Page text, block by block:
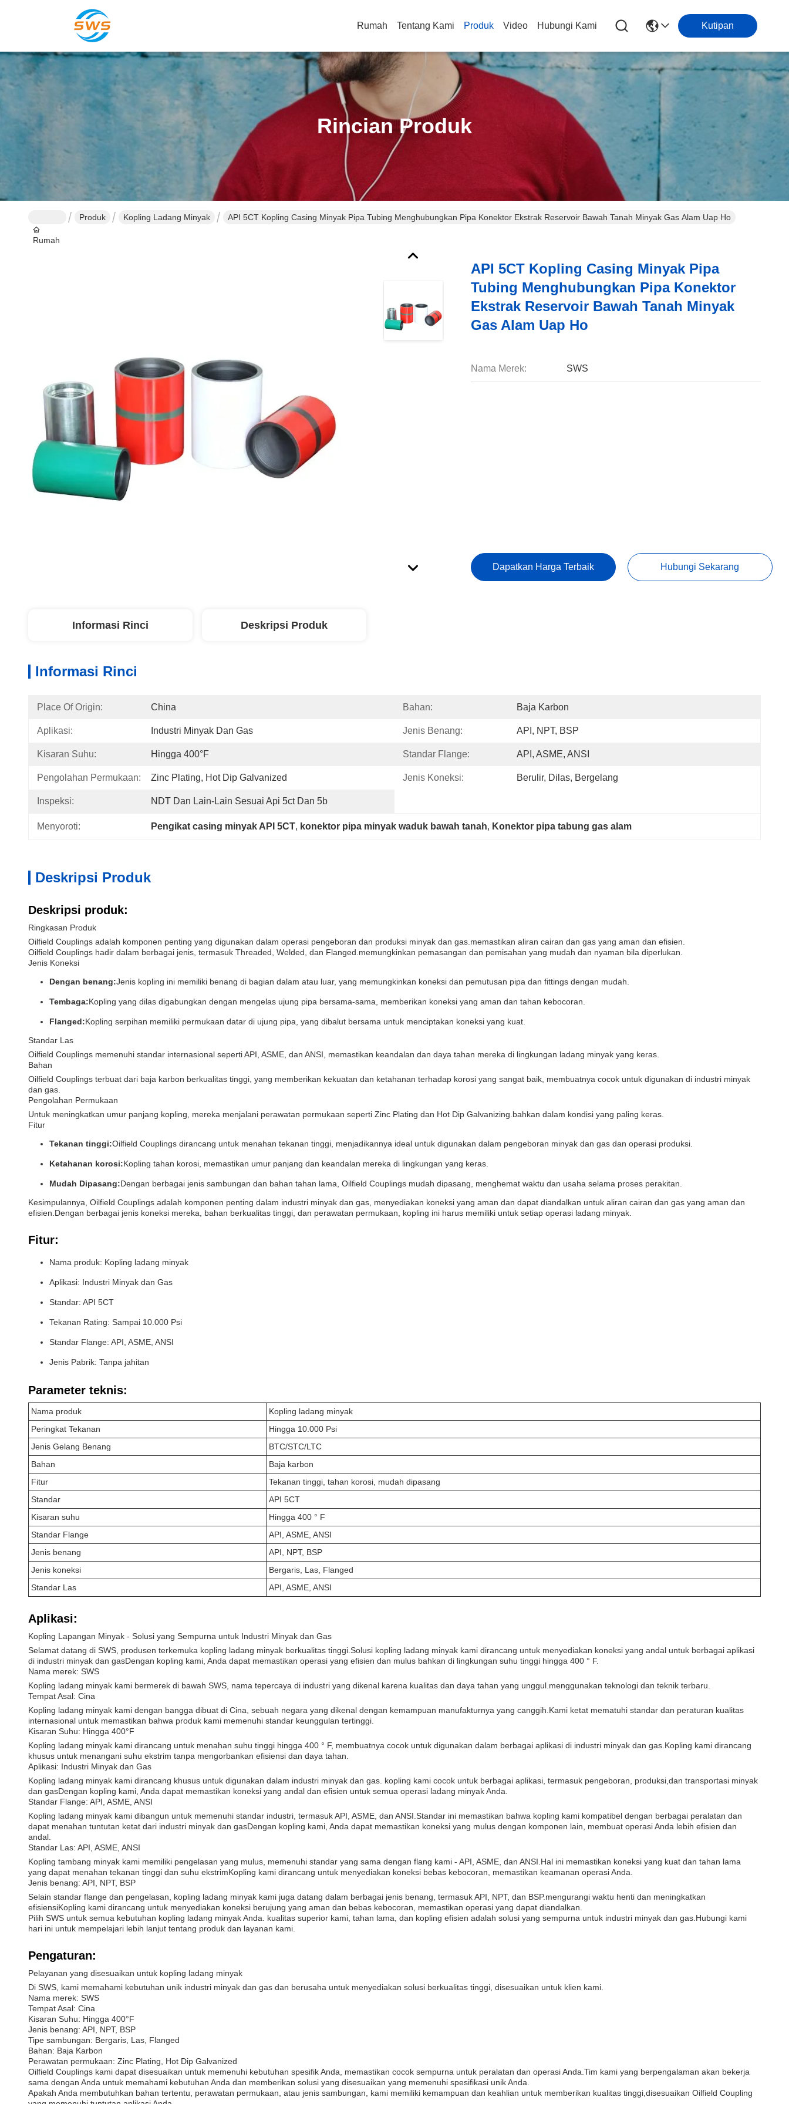
Rumah Tentang Kami Produk Video Hubungi Kami Kutipan
Rincian Produk
Rumah
Produk Kopling Ladang Minyak API 5CT Kopling Casing Minyak Pipa Tubing Menghubungkan Pipa Konektor Ekstrak Reservoir Bawah Tanah Minyak Gas Alam Uap Ho
API 5CT Kopling Casing Minyak Pipa
Tubing Menghubungkan Pipa Konektor
Ekstrak Reservoir Bawah Tanah Minyak
Gas Alam Uap Ho
Nama Merek: SWS
Dapatkan Harga Terbaik Hubungi Sekarang
Informasi Rinci Deskripsi Produk
Informasi Rinci
Place Of Origin: China Bahan: Baja Karbon
Aplikasi: Industri Minyak Dan Gas Jenis Benang: API, NPT, BSP
Kisaran Suhu: Hingga 400°F Standar Flange: API, ASME, ANSI
Pengolahan Permukaan: Zinc Plating, Hot Dip Galvanized Jenis Koneksi: Berulir, Dilas, Bergelang
Inspeksi: NDT Dan Lain-Lain Sesuai Api 5ct Dan 5b
Menyoroti: Pengikat casing minyak API 5CT, konektor pipa minyak waduk bawah tanah, Konektor pipa tabung gas alam
Deskripsi Produk
Deskripsi produk:
Ringkasan Produk
Oilfield Couplings adalah komponen penting yang digunakan dalam operasi pengeboran dan produksi minyak dan gas.memastikan aliran cairan dan gas yang aman dan efisien.
Oilfield Couplings hadir dalam berbagai jenis, termasuk Threaded, Welded, dan Flanged.memungkinkan pemasangan dan pemisahan yang mudah dan nyaman bila diperlukan.
Jenis Koneksi
Dengan benang:Jenis kopling ini memiliki benang di bagian dalam atau luar, yang memungkinkan koneksi dan pemutusan pipa dan fittings dengan mudah.
Tembaga:Kopling yang dilas digabungkan dengan mengelas ujung pipa bersama-sama, memberikan koneksi yang aman dan tahan kebocoran.
Flanged:Kopling serpihan memiliki permukaan datar di ujung pipa, yang dibalut bersama untuk menciptakan koneksi yang kuat.
Standar Las
Oilfield Couplings memenuhi standar internasional seperti API, ASME, dan ANSI, memastikan keandalan dan daya tahan mereka di lingkungan ladang minyak yang keras.
Bahan
Oilfield Couplings terbuat dari baja karbon berkualitas tinggi, yang memberikan kekuatan dan ketahanan terhadap korosi yang sangat baik, membuatnya cocok untuk digunakan di industri minyak
dan gas.
Pengolahan Permukaan
Untuk meningkatkan umur panjang kopling, mereka menjalani perawatan permukaan seperti Zinc Plating dan Hot Dip Galvanizing.bahkan dalam kondisi yang paling keras.
Fitur
Tekanan tinggi:Oilfield Couplings dirancang untuk menahan tekanan tinggi, menjadikannya ideal untuk digunakan dalam pengeboran minyak dan gas dan operasi produksi.
Ketahanan korosi:Kopling tahan korosi, memastikan umur panjang dan keandalan mereka di lingkungan yang keras.
Mudah Dipasang:Dengan berbagai jenis sambungan dan bahan tahan lama, Oilfield Couplings mudah dipasang, menghemat waktu dan usaha selama proses perakitan.
Kesimpulannya, Oilfield Couplings adalah komponen penting dalam industri minyak dan gas, menyediakan koneksi yang aman dan dapat diandalkan untuk aliran cairan dan gas yang aman dan
efisien.Dengan berbagai jenis koneksi mereka, bahan berkualitas tinggi, dan perawatan permukaan, kopling ini harus memiliki untuk setiap operasi ladang minyak.
Fitur:
Nama produk: Kopling ladang minyak
Aplikasi: Industri Minyak dan Gas
Standar: API 5CT
Tekanan Rating: Sampai 10.000 Psi
Standar Flange: API, ASME, ANSI
Jenis Pabrik: Tanpa jahitan
Parameter teknis:
Nama produk
Kopling ladang minyak
Peringkat Tekanan
Hingga 10.000 Psi
Jenis Gelang Benang
BTC/STC/LTC
Bahan
Baja karbon
Fitur
Tekanan tinggi, tahan korosi, mudah dipasang
Standar
API 5CT
Kisaran suhu
Hingga 400 ° F
Standar Flange
API, ASME, ANSI
Jenis benang
API, NPT, BSP
Jenis koneksi
Bergaris, Las, Flanged
Standar Las
API, ASME, ANSI
Aplikasi:
Kopling Lapangan Minyak - Solusi yang Sempurna untuk Industri Minyak dan Gas
Selamat datang di SWS, produsen terkemuka kopling ladang minyak berkualitas tinggi.Solusi kopling ladang minyak kami dirancang untuk menyediakan koneksi yang andal untuk berbagai aplikasi
di industri minyak dan gasDengan kopling kami, Anda dapat memastikan operasi yang efisien dan mulus bahkan di lingkungan suhu tinggi hingga 400 ° F.
Nama merek: SWS
Kopling ladang minyak kami bermerek di bawah SWS, nama tepercaya di industri yang dikenal karena kualitas dan daya tahan yang unggul.menggunakan teknologi dan teknik terbaru.
Tempat Asal: Cina
Kopling ladang minyak kami dengan bangga dibuat di Cina, sebuah negara yang dikenal dengan kemampuan manufakturnya yang canggih.Kami ketat mematuhi standar dan peraturan kualitas
internasional untuk memastikan bahwa produk kami memenuhi standar keunggulan tertinggi.
Kisaran Suhu: Hingga 400°F
Kopling ladang minyak kami dirancang untuk menahan suhu tinggi hingga 400 ° F, membuatnya cocok untuk digunakan dalam berbagai aplikasi di industri minyak dan gas.Kopling kami dirancang
khusus untuk menangani suhu ekstrim tanpa mengorbankan efisiensi dan daya tahan.
Aplikasi: Industri Minyak dan Gas
Kopling ladang minyak kami dirancang khusus untuk digunakan dalam industri minyak dan gas. kopling kami cocok untuk berbagai aplikasi, termasuk pengeboran, produksi,dan transportasi minyak
dan gasDengan kopling kami, Anda dapat memastikan koneksi yang andal dan efisien untuk semua operasi ladang minyak Anda.
Standar Flange: API, ASME, ANSI
Kopling ladang minyak kami dibangun untuk memenuhi standar industri, termasuk API, ASME, dan ANSI.Standar ini memastikan bahwa kopling kami kompatibel dengan berbagai peralatan dan
dapat menahan tuntutan ketat dari industri minyak dan gasDengan kopling kami, Anda dapat memastikan koneksi yang mulus dengan komponen lain, membuat operasi Anda lebih efisien dan
andal.
Standar Las: API, ASME, ANSI
Kopling tambang minyak kami memiliki pengelasan yang mulus, memenuhi standar yang sama dengan flang kami - API, ASME, dan ANSI.Hal ini memastikan koneksi yang kuat dan tahan lama
yang dapat menahan tekanan tinggi dan suhu ekstrimKopling kami dirancang untuk menyediakan koneksi bebas kebocoran, memastikan keamanan operasi Anda.
Jenis benang: API, NPT, BSP
Selain standar flange dan pengelasan, kopling ladang minyak kami juga datang dalam berbagai jenis benang, termasuk API, NPT, dan BSP.mengurangi waktu henti dan meningkatkan
efisiensiKopling kami dirancang untuk menyediakan koneksi berujung yang aman dan bebas kebocoran, memastikan operasi yang dapat diandalkan.
Pilih SWS untuk semua kebutuhan kopling ladang minyak Anda. kualitas superior kami, tahan lama, dan kopling efisien adalah solusi yang sempurna untuk industri minyak dan gas.Hubungi kami
hari ini untuk mempelajari lebih lanjut tentang produk dan layanan kami.
Pengaturan:
Pelayanan yang disesuaikan untuk kopling ladang minyak
Di SWS, kami memahami kebutuhan unik industri minyak dan gas dan berusaha untuk menyediakan solusi berkualitas tinggi, disesuaikan untuk klien kami.
Nama merek: SWS
Tempat Asal: Cina
Kisaran Suhu: Hingga 400°F
Jenis benang: API, NPT, BSP
Tipe sambungan: Bergaris, Las, Flanged
Bahan: Baja Karbon
Perawatan permukaan: Zinc Plating, Hot Dip Galvanized
Oilfield Couplings kami dapat disesuaikan untuk memenuhi kebutuhan spesifik Anda, memastikan cocok sempurna untuk peralatan dan operasi Anda.Tim kami yang berpengalaman akan bekerja
sama dengan Anda untuk memahami kebutuhan Anda dan memberikan solusi yang disesuaikan yang memenuhi spesifikasi unik Anda.
Apakah Anda membutuhkan bahan tertentu, perawatan permukaan, atau jenis sambungan, kami memiliki kemampuan dan keahlian untuk memberikan kualitas tinggi,disesuaikan Oilfield Coupling